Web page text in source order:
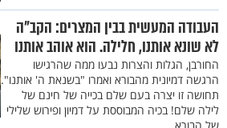
העבודה המעשית בבין המצרים: הקב"ה
לא שונא אותנו, חלילה. הוא אוהב אותנו
החורבן, הגלות והצרות נבעו ממה שהרגישו
הרגשה דמיונית מהבורא ואמרו "בשנאת ה' אותנו".
תחושה זו יצרה בעם שלם בכייה של חינם של
לילה שלם! בכיה המבוססת על דמיון ופירוש שלילי